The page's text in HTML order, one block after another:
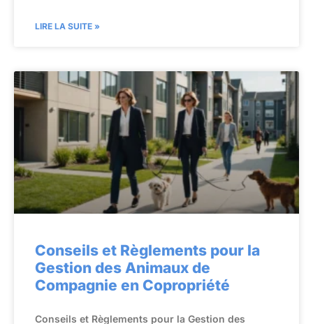
LIRE LA SUITE »
Conseils et Règlements pour la
Gestion des Animaux de
Compagnie en Copropriété
Conseils et Règlements pour la Gestion des